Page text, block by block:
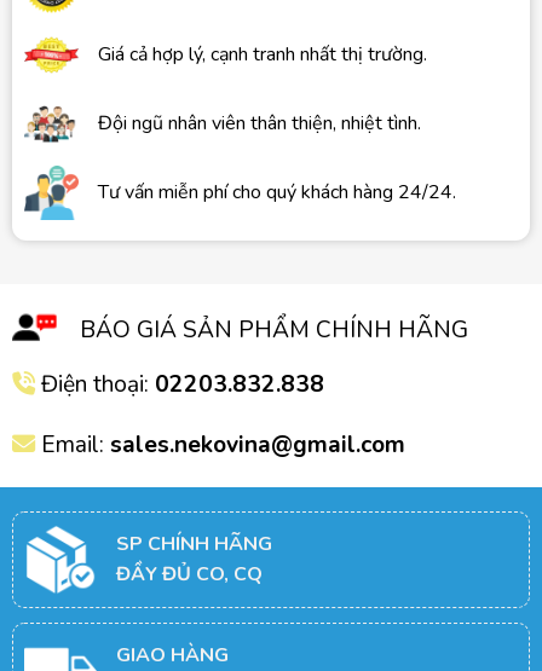
Giá cả hợp lý, cạnh tranh nhất thị trường.
Đội ngũ nhân viên thân thiện, nhiệt tình.
Tư vấn miễn phí cho quý khách hàng 24/24.
BÁO GIÁ SẢN PHẨM CHÍNH HÃNG
Điện thoại: 02203.832.838
Email: sales.nekovina@gmail.com
SP CHÍNH HÃNG
ĐẦY ĐỦ CO, CQ
GIAO HÀNG